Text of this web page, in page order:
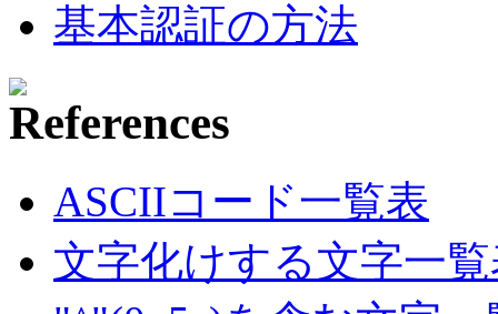
基本認証の方法
ASCIIコード一覧表
文字化けする文字一